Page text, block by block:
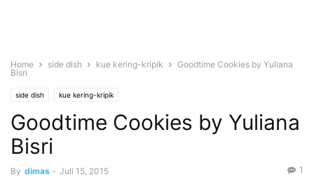
Home side dish kue kering-kripik
Goodtime Cookies by Yuliana
Bisri
side dish kue kering-kripik
Goodtime Cookies by Yuliana
Bisri
By dimas - Juli 15, 2015 1